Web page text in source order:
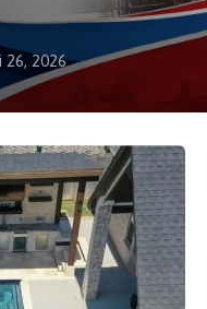
26, 2026